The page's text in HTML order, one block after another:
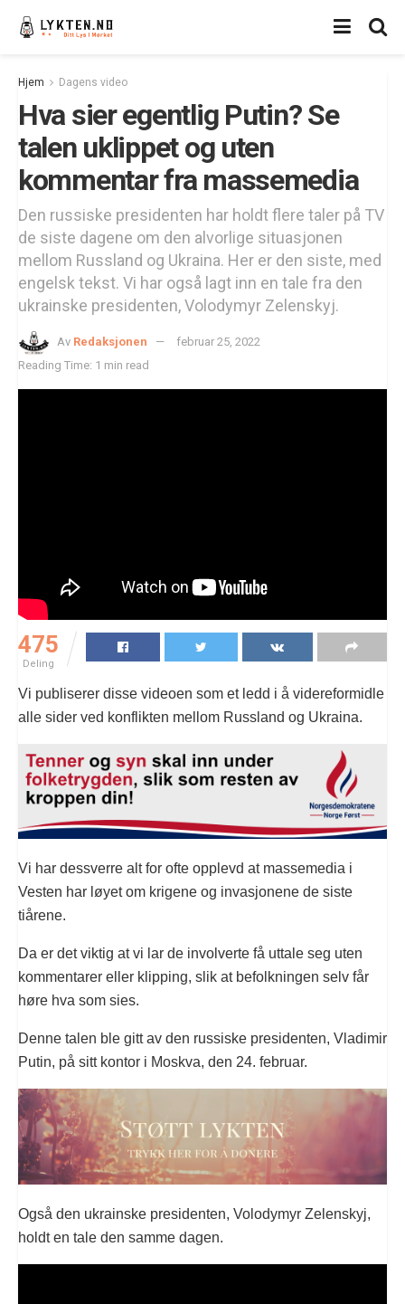
Hjem Dagens video
Hva sier egentlig Putin? Se
talen uklippet og uten
kommentar fra massemedia
Den russiske presidenten har holdt flere taler på TV
de siste dagene om den alvorlige situasjonen
mellom Russland og Ukraina. Her er den siste, med
engelsk tekst. Vi har også lagt inn en tale fra den
ukrainske presidenten, Volodymyr Zelenskyj.
Av Redaksjonen
februar 25, 2022
Reading Time: 1 min read
475
Deling
Vi publiserer disse videoen som et ledd i å videreformidle
alle sider ved konflikten mellom Russland og Ukraina.
Vi har dessverre alt for ofte opplevd at massemedia i
Vesten har løyet om krigene og invasjonene de siste
tiårene.
Da er det viktig at vi lar de involverte få uttale seg uten
kommentarer eller klipping, slik at befolkningen selv får
høre hva som sies.
Denne talen ble gitt av den russiske presidenten, Vladimir
Putin, på sitt kontor i Moskva, den 24. februar.
Også den ukrainske presidenten, Volodymyr Zelenskyj,
holdt en tale den samme dagen.